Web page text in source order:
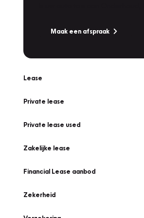
Maak een afspraak
Lease
Private lease
Private lease used
Zakelijke lease
Financial Lease aanbod
Zekerheid